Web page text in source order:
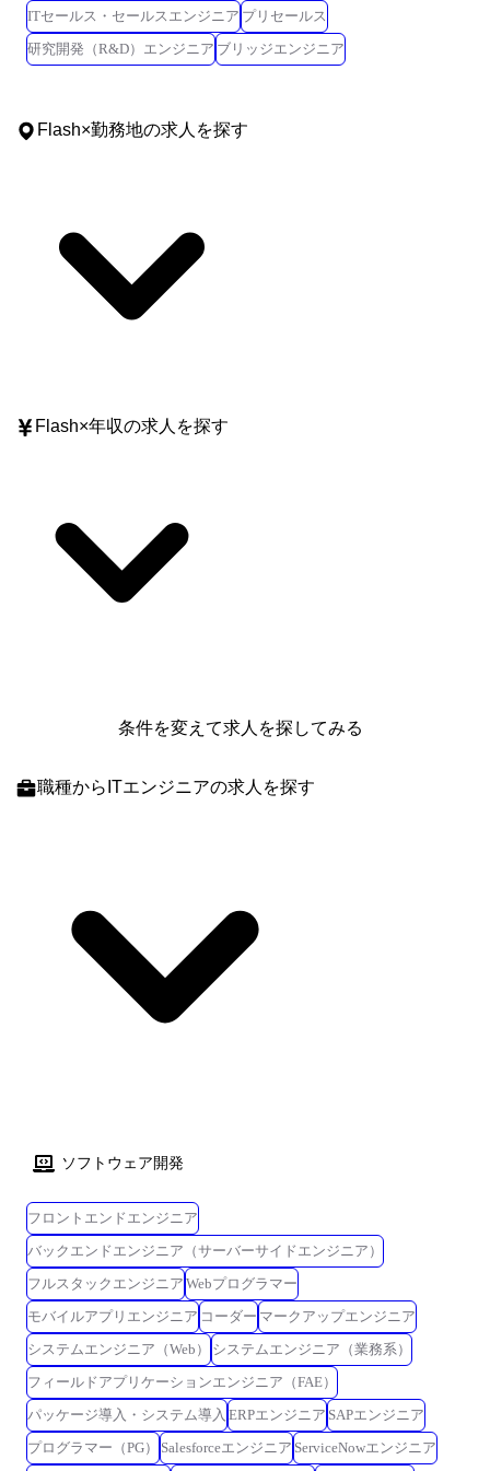
ITセールス・セールスエンジニア プリセールス
研究開発（R&D）エンジニア ブリッジエンジニア
Flash×勤務地の求人を探す
Flash×年収の求人を探す
条件を変えて求人を探してみる
職種からITエンジニアの求人を探す
ソフトウェア開発
フロントエンドエンジニア
バックエンドエンジニア（サーバーサイドエンジニア）
フルスタックエンジニア Webプログラマー
モバイルアプリエンジニア コーダー マークアップエンジニア
システムエンジニア（Web）
システムエンジニア（業務系）
フィールドアプリケーションエンジニア（FAE）
パッケージ導入・システム導入 ERPエンジニア SAPエンジニア
プログラマー（PG）
Salesforceエンジニア ServiceNowエンジニア